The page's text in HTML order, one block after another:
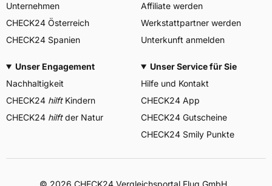
Unternehmen
CHECK24 Österreich
CHECK24 Spanien
Affiliate werden
Werkstattpartner werden
Unterkunft anmelden
Unser Engagement
Nachhaltigkeit
CHECK24 hilftKindern
CHECK24 hilftder Natur
Unser Service für Sie
Hilfe und Kontakt
CHECK24 App
CHECK24 Gutscheine
CHECK24 Smily Punkte
© 2026 CHECK24 Vergleichsportal Flug GmbH